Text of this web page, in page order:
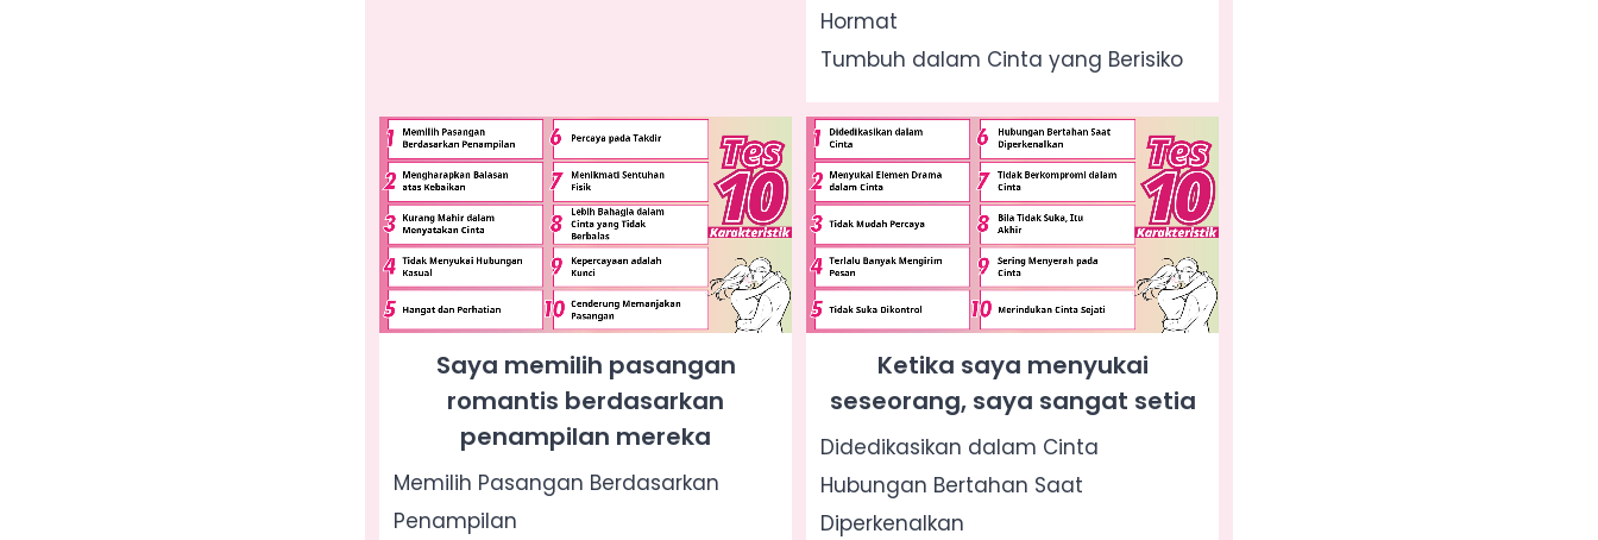
Hormat
Tumbuh dalam Cinta yang Berisiko
Saya memilih pasangan
romantis berdasarkan
penampilan mereka
Memilih Pasangan Berdasarkan
Penampilan
Ketika saya menyukai
seseorang, saya sangat setia
Didedikasikan dalam Cinta
Hubungan Bertahan Saat
Diperkenalkan